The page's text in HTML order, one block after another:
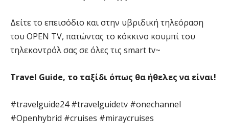
Δείτε το επεισόδιο και στην υβριδική τηλεόραση
του OPEN TV, πατώντας το κόκκινο κουμπί του
τηλεκοντρόλ σας σε όλες τις smart tv~
Travel Guide, το ταξίδι όπως θα ήθελες να είναι!
#travelguide24 #travelguidetv #onechannel
#Openhybrid #cruises #miraycruises